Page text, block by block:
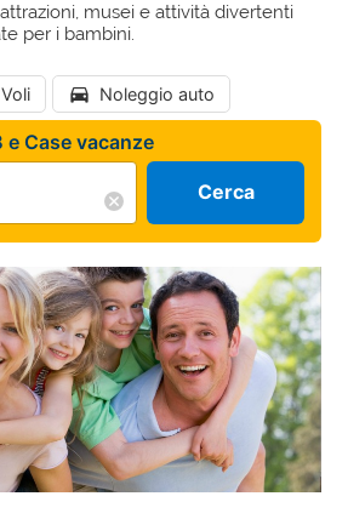
musei e attività divertenti
per i bambini.
Voli Noleggio auto
e Case vacanze
Cerca